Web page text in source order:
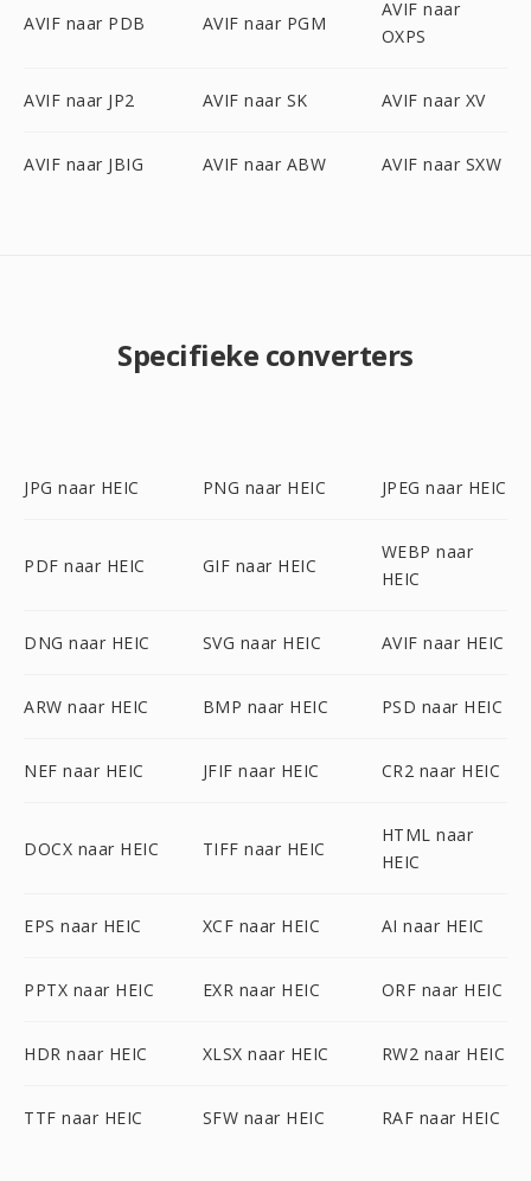
AVIF naar PDB AVIF naar PGM
AVIF naar
OXPS
AVIF naar JP2 AVIF naar SK AVIF naar XV
AVIF naar JBIG AVIF naar ABW AVIF naar SXW
Specifieke converters
JPG naar HEIC PNG naar HEIC JPEG naar HEIC
PDF naar HEIC GIF naar HEIC
WEBP naar
HEIC
DNG naar HEIC SVG naar HEIC AVIF naar HEIC
ARW naar HEIC BMP naar HEIC PSD naar HEIC
NEF naar HEIC JFIF naar HEIC CR2 naar HEIC
DOCX naar HEIC TIFF naar HEIC
HTML naar
HEIC
EPS naar HEIC XCF naar HEIC AI naar HEIC
PPTX naar HEIC EXR naar HEIC ORF naar HEIC
HDR naar HEIC XLSX naar HEIC RW2 naar HEIC
TTF naar HEIC SFW naar HEIC RAF naar HEIC